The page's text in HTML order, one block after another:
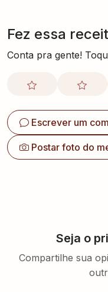
Fez essa
Conta pra gente!
Escrever um
Postar foto do
Seja o
Compartilhe sua